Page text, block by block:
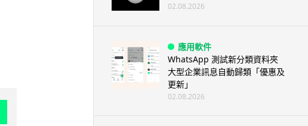
02.08.2026
應用軟件
WhatsApp 測試新分類資料夾
大型企業訊息自動歸類「優惠及
更新」
02.08.2026